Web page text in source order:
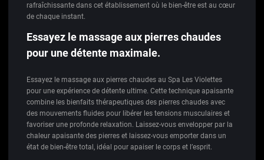
rafraîchissante dans cet établissement où le bien-être est au cœur
de chaque instant.
Essayez le massage aux pierres chaudes
pour une détente maximale.
Essayez le massage aux pierres chaudes au Spa Les Violettes
pour une expérience de détente ultime. Cette technique apaisante
combine les bienfaits thérapeutiques des pierres chaudes avec
des mouvements fluides pour libérer les tensions musculaires et
favoriser une profonde relaxation. Laissez-vous envelopper par la
chaleur apaisante des pierres et laissez-vous emporter dans un
état de bien-être total, idéal pour apaiser le corps et l’esprit.